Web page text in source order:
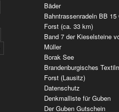
Bäder
Bahntrassenradeln BB 15
Forst (ca. 33 km)
Band 7 der Kieselsteine
Müller
Borak See
Brandenburgisches
Forst (Lausitz)
Datenschutz
Denkmalliste für Guben
Der Guben Gutschein